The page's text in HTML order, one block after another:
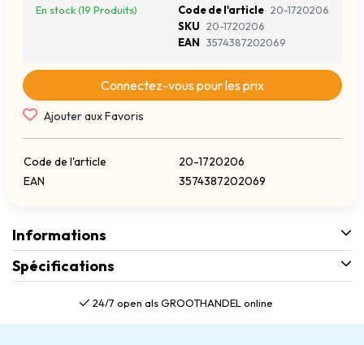
En stock (19 Produits)
Code de l'article 20-1720206
SKU 20-1720206
EAN 3574387202069
Connectez-vous pour les prix
Ajouter aux Favoris
Code de l'article
20-1720206
EAN
3574387202069
Informations
Spécifications
24/7 open als GROOTHANDEL online